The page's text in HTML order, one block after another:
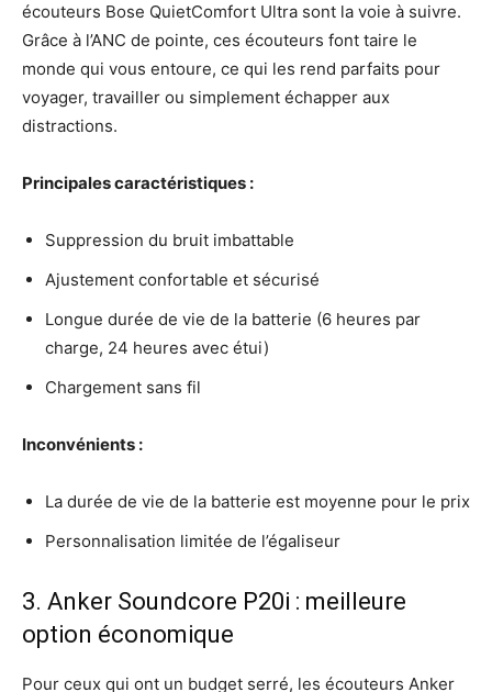
écouteurs Bose QuietComfort Ultra sont la voie à suivre.
Grâce à l’ANC de pointe, ces écouteurs font taire le
monde qui vous entoure, ce qui les rend parfaits pour
voyager, travailler ou simplement échapper aux
distractions.
Principales caractéristiques :
Suppression du bruit imbattable
Ajustement confortable et sécurisé
Longue durée de vie de la batterie (6 heures par
charge, 24 heures avec étui)
Chargement sans fil
Inconvénients :
La durée de vie de la batterie est moyenne pour le prix
Personnalisation limitée de l’égaliseur
3. Anker Soundcore P20i : meilleure
option économique
Pour ceux qui ont un budget serré, les écouteurs Anker